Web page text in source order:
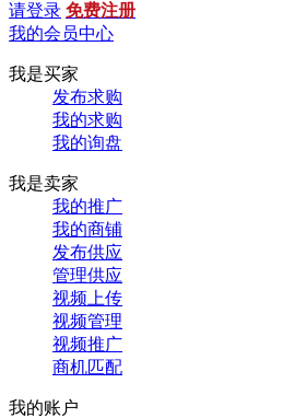
请登录 免费注册
我的会员中心
我是买家
发布求购
我的求购
我的询盘
我是卖家
我的推广
我的商铺
发布供应
管理供应
视频上传
视频管理
视频推广
商机匹配
我的账户